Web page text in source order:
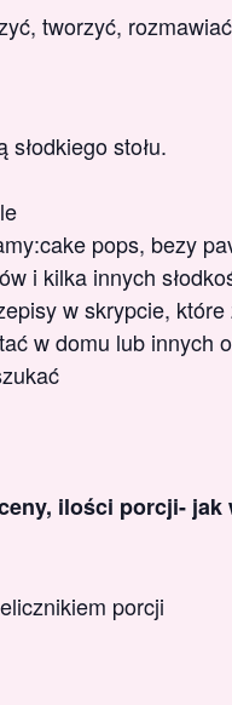
tworzyć,
stołu.
pops, bezy
i kilka innych
w skrypcie,
w domu lub innych
ilości porcji-
porcji